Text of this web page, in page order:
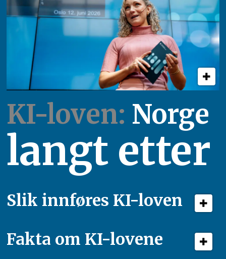
KI-loven: Norge
langt etter
Slik innføres KI-loven
Fakta om KI-lovene